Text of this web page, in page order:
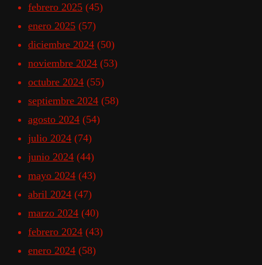
febrero 2025 (45)
enero 2025 (57)
diciembre 2024 (50)
noviembre 2024 (53)
octubre 2024 (55)
septiembre 2024 (58)
agosto 2024 (54)
julio 2024 (74)
junio 2024 (44)
mayo 2024 (43)
abril 2024 (47)
marzo 2024 (40)
febrero 2024 (43)
enero 2024 (58)